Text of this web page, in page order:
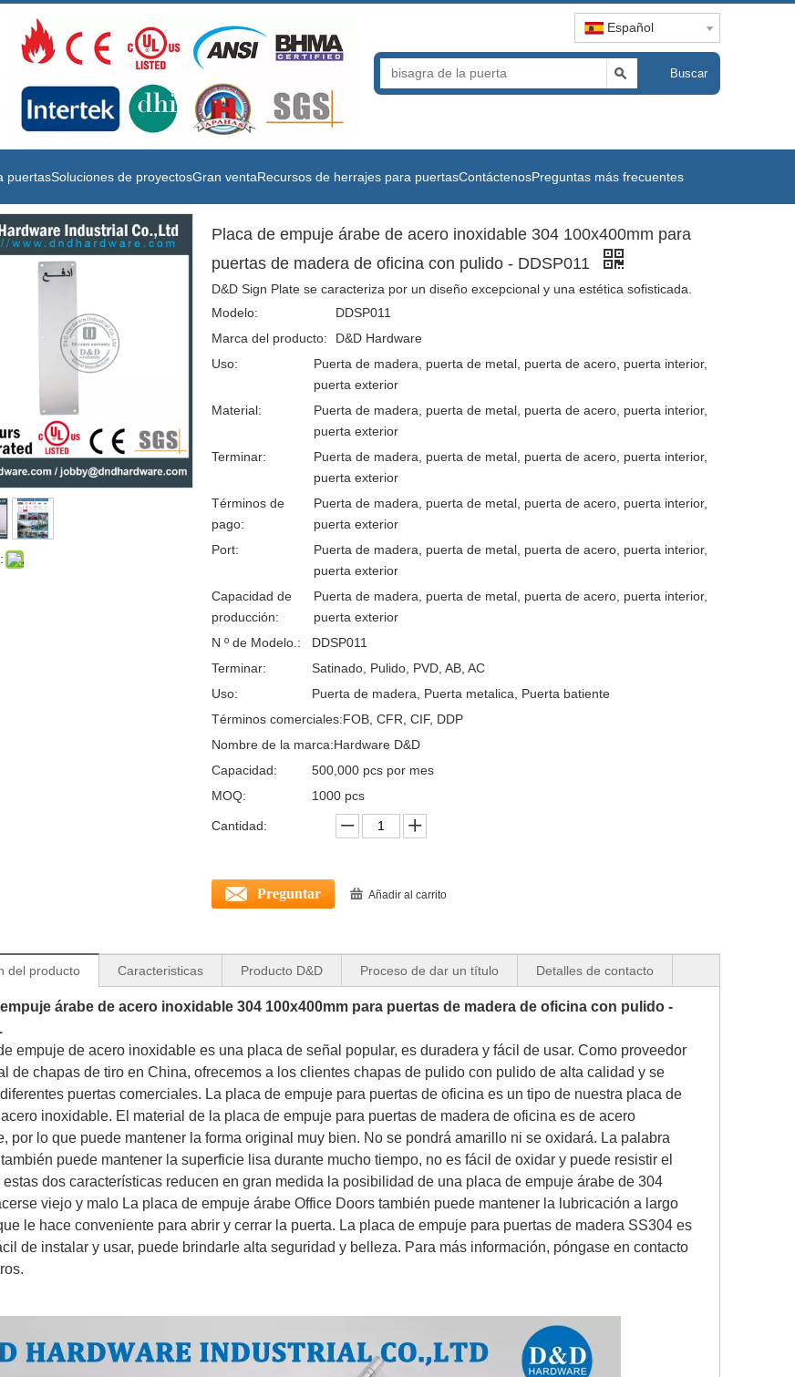
Español
Buscar
puertasSoluciones de proyectosGran ventaRecursos de herrajes para puertasContáctenosPreguntas más frecuentes
Placa de empuje árabe de acero inoxidable 304 100x400mm para
puertas de madera de oficina con pulido - DDSP011
D&D Sign Plate se caracteriza por un diseño excepcional y una estética sofisticada.
Modelo:
DDSP011
Marca del producto:
D&D Hardware
Uso:
Puerta de madera, puerta de metal, puerta de acero, puerta interior,
puerta exterior
Material:
Puerta de madera, puerta de metal, puerta de acero, puerta interior,
puerta exterior
Terminar:
Puerta de madera, puerta de metal, puerta de acero, puerta interior,
puerta exterior
Términos de
pago:
Puerta de madera, puerta de metal, puerta de acero, puerta interior,
puerta exterior
Port:
Puerta de madera, puerta de metal, puerta de acero, puerta interior,
puerta exterior
Capacidad de
producción:
Puerta de madera, puerta de metal, puerta de acero, puerta interior,
puerta exterior
N º de Modelo.:
DDSP011
Terminar:
Satinado, Pulido, PVD, AB, AC
Uso:
Puerta de madera, Puerta metalica, Puerta batiente
Términos comerciales:FOB, CFR, CIF, DDP
Nombre de la marca:Hardware D&D
Capacidad:
500,000 pcs por mes
MOQ:
1000 pcs
Cantidad:
Preguntar Añadir al carrito
del producto Caracteristicas Producto D&D Proceso de dar un título Detalles de contacto
árabe de acero inoxidable 304 100x400mm para puertas de madera de oficina con pulido -
empuje de acero inoxidable es una placa de señal popular, es duradera y fácil de usar. Como proveedor
de chapas de tiro en China, ofrecemos a los clientes chapas de pulido con pulido de alta calidad y se
puertas comerciales. La placa de empuje para puertas de oficina es un tipo de nuestra placa de
inoxidable. El material de la placa de empuje para puertas de madera de oficina es de acero
por lo que puede mantener la forma original muy bien. No se pondrá amarillo ni se oxidará. La palabra
puede mantener la superficie lisa durante mucho tiempo, no es fácil de oxidar y puede resistir el
estas dos características reducen en gran medida la posibilidad de una placa de empuje árabe de 304
viejo y malo La placa de empuje árabe Office Doors también puede mantener la lubricación a largo
le hace conveniente para abrir y cerrar la puerta. La placa de empuje para puertas de madera SS304 es
de instalar y usar, puede brindarle alta seguridad y belleza. Para más información, póngase en contacto